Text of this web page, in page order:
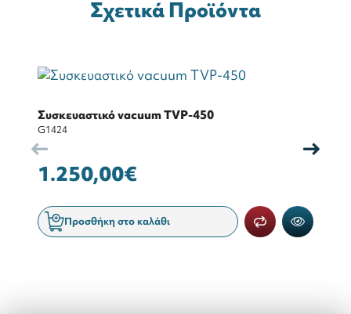
Σχετικά Προϊόντα
Συσκευαστικό vacuum TVP-450
G1424
1.250,00€
Προσθήκη στο καλάθι